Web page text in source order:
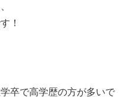
！
卒で高学歴の方が多いで